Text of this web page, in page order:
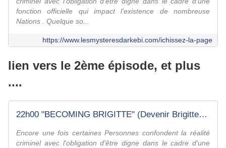
fonction officielle qui impact l'existence de nombreuse
Nations . Quelque so...
https://www.lesmysteresdarkebi.com/ichissez-la-page
lien vers le 2ème épisode, et plus
....
22h00 "BECOMING BRIGITTE" (Devenir Brigitte) Après: "UNE INTRODUCTION", puis le 1er ép.: "GASLIGHTINER LE PUBLIC" *, voici l'ép.2: "UN PASSÉ INACCESSIBLE" - Le fil d'Arkébi
Encore une fois certaines Personnes confondent la réalité
criminel avec l'obligation d'être digne dans le cadre d'une